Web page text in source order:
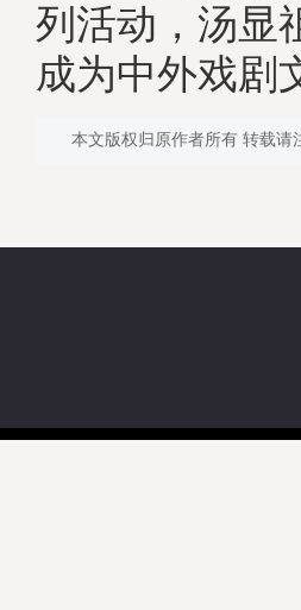
列活动，汤显
成为中外戏剧
本文版权归原作者所有 转载请